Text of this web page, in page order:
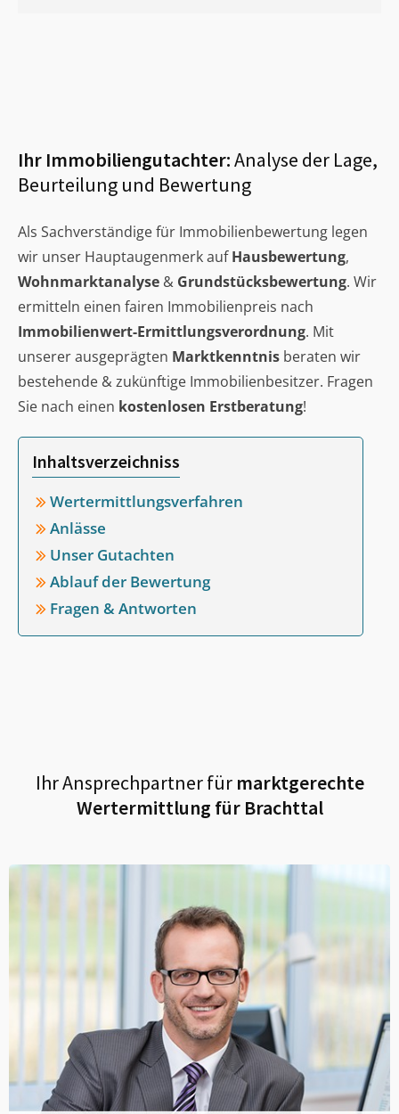
Ihr Immobiliengutachter:Analyse der Lage,
Beurteilung und Bewertung
Als Sachverständige für Immobilienbewertung legen
wir unser Hauptaugenmerk aufHausbewertung,
Wohnmarktanalyse & Grundstücksbewertung. Wir
ermitteln einen fairen Immobilienpreis nach
Immobilienwert-Ermittlungsverordnung. Mit
unserer ausgeprägten Marktkenntnis beraten wir
bestehende & zukünftige Immobilienbesitzer. Fragen
Sie nach einen kostenlosen Erstberatung!
Inhaltsverzeichniss
Wertermittlungsverfahren
Anlässe
Unser Gutachten
Ablauf der Bewertung
Fragen & Antworten
Ihr Ansprechpartner fürmarktgerechte
Wertermittlung für Brachttal